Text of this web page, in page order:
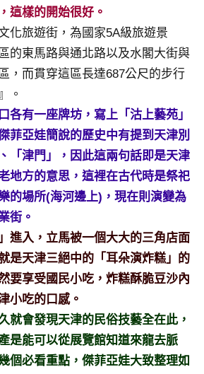
這樣的開始很好。
化旅遊街，為國家5A級旅遊景
的東馬路與通北路以及水閣大街與
，而貫穿這區長達687公尺的步行
。
各有一座牌坊，寫上「沽上藝苑」
菲亞娃簡說的歷史中有提到天津別
「津門」，因此這兩句話即是天津
地方的意思，這裡在古代時是祭祀
的場所(海河邊上)，現在則演變為
街。
進入，立馬被一個大大的三角店面
是天津三絕中的「耳朵演炸糕」的
要享受國民小吃，炸糕酥脆豆沙內
小吃的口感。
就會發現天津的民俗技藝全在此，
是能可以從展覽館知道來龍去脈
個必看重點，傑菲亞娃大致整理如